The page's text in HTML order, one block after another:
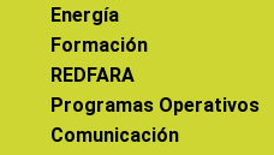
Energía
Formación
REDFARA
Programas Operativos
Comunicación